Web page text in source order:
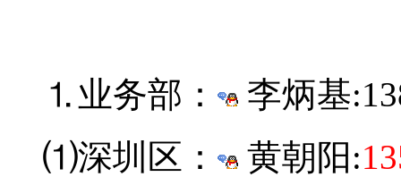
⒈业务部： 李炳基:
⑴深圳区：
黄朝阳: